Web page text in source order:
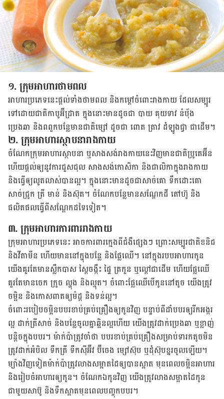
១. ក្រុម​អាហារ​ថាមពល
អាហារ​ប្រភេទ​នេះ​ផ្ដល់​ទាំង​ថាមពល និង​កម្ដៅ​ចំពោះ​រាងកាយ ដែល​សម្បូរ​
ទៅ​ដោយ​ជាតិ​កាបូអ៊ីដ្រាត ​ក្នុង​នោះ​មាន​ដូចជា បាយ គុយទាវ នំប៉័ង
ប្រេងឆា និង​ពពួក​បន្លែ​មាន​ជាតិ​ម្សៅ ដូចជា ពោត ត្រាវ ដំឡូង​ជ្វា ជាដើម។
២. ក្រុម​អាហារ​ស្ថាបនា​រាងកាយ
ចំណែក​ក្រុម​អាហារ​ស្ថាបនា ឬ​សាងសង់​រាង​កាយ​នេះ​វិញ​មាន​ជាតិ​ប្រូតេអ៊ីន
ហើយ​ផ្ដល់​ឲ្យ​នូវ​ការ​ជួសជុល សាងសង់​កោសិកា និង​ជាលិកា​ក្នុង​រាងកាយ
និង​ធ្វើឲ្យ​លូតលាស់​បាន​ល្អ។ ក្នុង​នោះ​មាន​ដូចជា​សាច់​គោ ទឹកដោះគោ
សាច់​ជ្រូក ត្រី មាន់ និង​ស៊ុត។ ចំណែក​បន្លែ​មាន​សណ្ដែកដី តៅហ៊ូ និង​
ផលិតផល​ធ្វើ​ពី​សណ្ដែក​ដទៃ​ទៀត។
៣. ក្រុម​អាហារ​ការពារ​រាងកាយ
ក្រុម​អាហារ​ប្រភេទ​នេះ ​អាច​ការពារ​ក្មេង​ពី​ជំងឺ​ផ្សេង​ៗ​ ព្រោះ​សម្បូរ​ជាតិ​ខនិជ
និង​វីតាមីន ហើយ​មាន​នៅ​ក្នុង​បន្លែ និង​ផ្លែឈើ។ នៅ​ក្នុង​របប​អាហារ​កូន​
យើង​គួរ​តែ​មាន​ស្លឹកបាស ស្ពៃ​ចង្កឹះ ផ្ទៃ ត្រកួន ឬ​ល្ពៅ​ជាដើម ហើយ​ផ្លែឈើ​
គួរតែ​មាន​ចេក ក្រូច ល្ហុង និង​ល្មុត។ ចំពោះ​ផ្លែឈើ​បើ​កូន​នៅ​តូច យើង​ត្រូវ​
ចម្អិន និង​កោស​ពាត​ឲ្យ​ម៉ដ្ត និង​ទន់​ល្អ។
ចំពោះ​របៀប​ចម្អិន​បបរ​ខាប់​គ្រប់​គ្រឿង​ឲ្យ​កូន​វិញ បន្ទាប់​ពី​ដាំ​បបរ​ឲ្យ​រីក​អង្ករ​
ល្អ ដាក់​ត្រី​សាច់ និង​បន្លែ​ចូល​គ្នា​ឆ្អិន​ល្អ​ហើយ យើង​ត្រូវ​ដាក់​ប្រេងឆា ឬ​ខ្លាញ់​
បន្តិច​ក្នុង​បបរ។ ម៉ាក់ប៉ា​ត្រូវ​ចាំ​ថា បបរ​ខាប់​គ្រប់​គ្រឿង​សម្រាប់​ទារក​តូច​មិន​
ត្រូវ​ដាក់​អំបិល ទឹកត្រី ទឹកស៊ីអ៊ីវ ប៊ីចេង ម្សៅស៊ុប ឬ​ដុំ​ស៊ុប​ខ្នរ​ចូល​ឡើយ។
ម្យ៉ាង​វិញ​ទៀតម៉ាក់ប៉ា​ត្រូវ​លាង​សម្អាត​ដៃ​ឲ្យ​បាន​ស្អាត មុន​ពេល​ចម្អិន​អាហារ
និង​រៀបចំ​អាហារ​ឲ្យ​កូន។ ចំណែក​ឯ​កូន​វិញ យើង​ត្រូវ​លាង​សម្អាត​ដៃ​កូន​
ជាមួយ​សាប៊ូ និង​ទឹក​ស្អាត​មុន​ពេល​បញ្ចុក​បបរ។